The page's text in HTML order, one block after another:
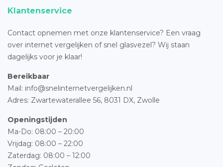
Klantenservice
Contact opnemen met onze klantenservice? Een vraag
over internet vergelijken of snel glasvezel? Wij staan
dagelijks voor je klaar!
Bereikbaar
Mail: info@snelinternetvergelijken.nl
Adres: Zwartewaterallee 56, 8031 DX, Zwolle
Openingstijden
Ma-Do: 08:00 – 20:00
Vrijdag: 08:00 – 22:00
Zaterdag: 08:00 – 12:00